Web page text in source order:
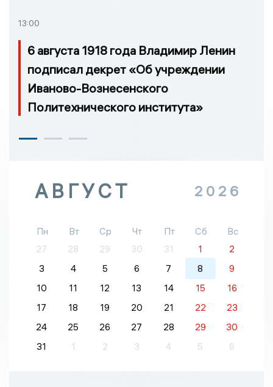
13:00
6 августа 1918 года Владимир Ленин
подписал декрет «Об учреждении
Иваново-Вознесенского
Политехнического института»
АВГУСТ 2026
Пн Вт Ср Чт Пт Сб
Вс
27
28 29 30 31 1
2
3
4 5 6 7 8
9
10
11 12 13 14 15
16
17
18 19 20 21 22
23
24
25 26 27 28 29
30
31
1 2 3 4 5 6